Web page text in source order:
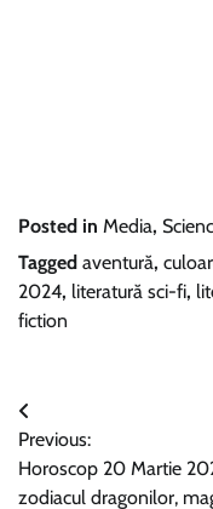
Posted in Media,
Tagged aventură,
2024, literatură sci-fi,
fiction
Navigare
în
Previous:
Horoscop 20 Martie
zodiacul dragonilor,